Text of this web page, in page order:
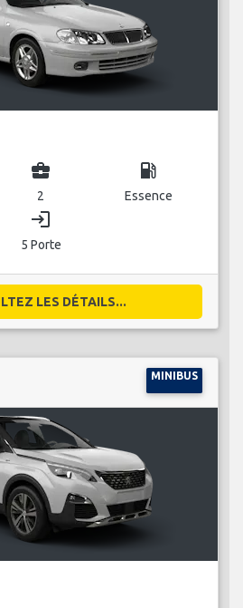
business_center
2
local_gas_station
Essence
login
5 Porte
LES DÉTAILS...
MINIBUS